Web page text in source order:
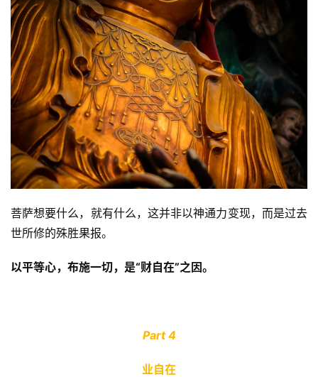
菩萨想要什么，就有什么，这并非以神通力变现，而是过去
世所修的殊胜果报。
以平等心，布施一切，是“财自在”之因。
Part 4
业自在